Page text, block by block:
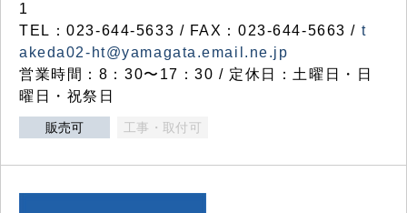
1
TEL：023-644-5633 / FAX：023-644-5663 / t
akeda02-ht@yamagata.email.ne.jp
営業時間：8：30〜17：30 / 定休日：土曜日・日
曜日・祝祭日
販売可 工事・取付可